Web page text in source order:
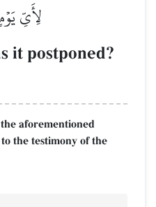
لِأَيِّ
it postponed?
aforementioned
the testimony of the